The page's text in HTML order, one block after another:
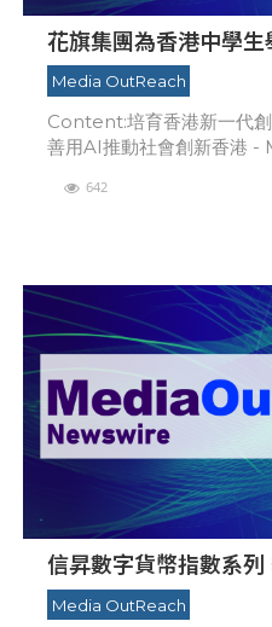
花旗集團為香港中學
Media OutReach
Content:培育香港新一代
善用AI推動社會創新香港 - Media OutReach
Foun642
信昇數字貨幣指數系
第二季度）& 信昇數字
Media OutReach